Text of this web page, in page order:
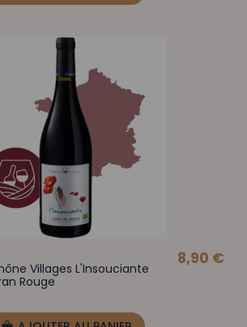
Villages L'Insouciante
Rouge
8,90 €